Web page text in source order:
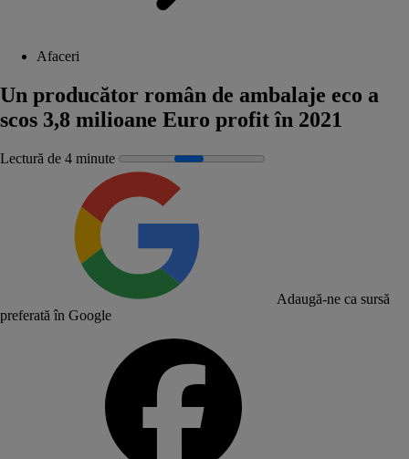
Afaceri
Un producător român de ambalaje eco a
scos 3,8 milioane Euro profit în 2021
Lectură de 4 minute
Adaugă-ne ca sursă
preferată în Google